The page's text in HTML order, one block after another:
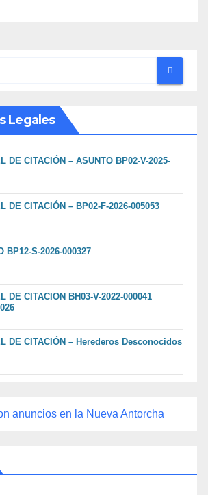
Legales
DE CITACIÓN – ASUNTO BP02-V-2025-
DE CITACIÓN – BP02-F-2026-005053
BP12-S-2026-000327
DE CITACION BH03-V-2022-000041
DE CITACIÓN – Herederos Desconocidos